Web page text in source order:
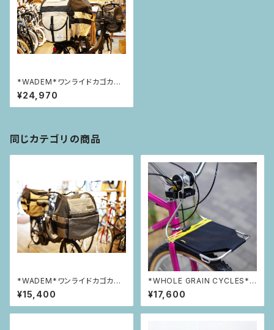
*WADEM*ワンライドカゴカバ
ー【リア】
¥24,970
同じカテゴリの商品
*WADEM*ワンライドカゴカバ
ー【フロント】
¥15,400
*WHOLE GRAIN CYCLES* J
ack The Bike Rack
¥17,600